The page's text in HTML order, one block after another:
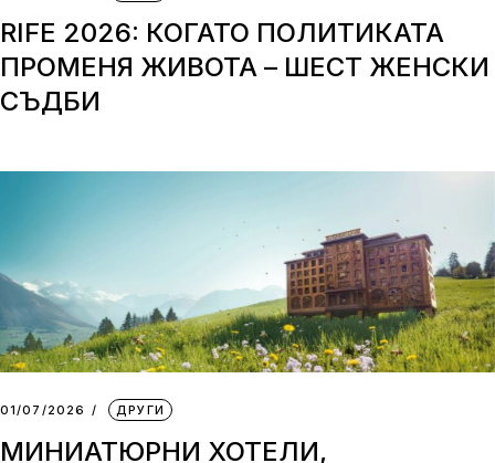
RIFE 2026: КОГАТО ПОЛИТИКАТА
ПРОМЕНЯ ЖИВОТА – ШЕСТ ЖЕНСКИ
СЪДБИ
01/07/2026 ДРУГИ
МИНИАТЮРНИ ХОТЕЛИ,